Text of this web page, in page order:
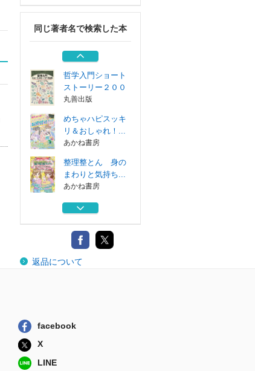
同じ著者名で検索した本
あかね書房
料理ができる子に
なる本 世界一...
大和書房
哲学入門ショート
ストーリー２００
丸善出版
めちゃハピスッキ
リ＆おしゃれ！...
あかね書房
整理整とん 身の
まわりと気持ち...
あかね書房
スッキリ＆ハッピ
あかね書房
料理ができる子に
なる本 世界一...
返品について
facebook
X
LINE